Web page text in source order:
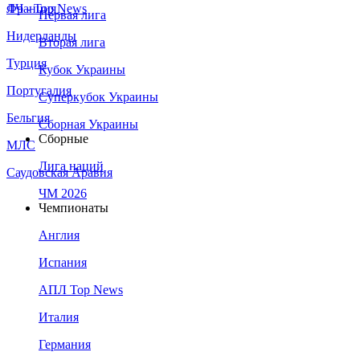
Франция
Нидерланды
Турция
Португалия
Бельгия
МЛС
Саудовская Аравия
ЛЧ - Top News
Первая лига
Вторая лига
Кубок Украины
Суперкубок Украины
Сборная Украины
Сборные
Лига наций
ЧМ 2026
Чемпионаты
Англия
Испания
АПЛ Top News
Италия
Германия